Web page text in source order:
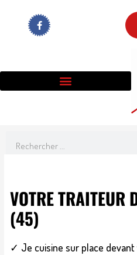
F
a
c
o
-
VOTRE TRAITEUR
(45)
✓ Je cuisine sur place devant